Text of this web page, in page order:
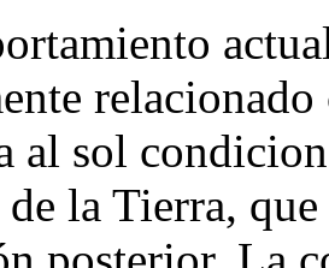
relacionado
al sol
la Tierra,